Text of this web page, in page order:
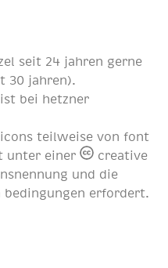
seit 24 jahren gerne
30 jahren).
bei hetzner
teilweise von font
unter einer
creative
und die
erfordert.